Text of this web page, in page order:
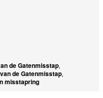
de Gatenmisstap,
de Gatenmisstap,
misstapring